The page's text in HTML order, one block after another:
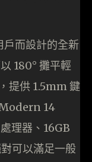
而設計的全新
180° 攤平輕
提供 1.5mm 鍵
14
理器、16GB
可以滿足一般